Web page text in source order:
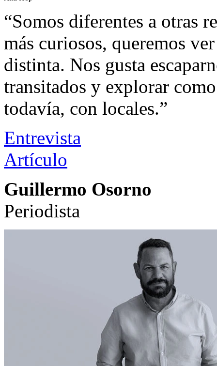
“Somos diferentes a otras
más curiosos, queremos
distinta. Nos gusta
transitados y explorar
todavía, con locales.”
Entrevista
Artículo
Guillermo Osorno
Periodista